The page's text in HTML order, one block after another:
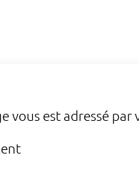
vous est adressé